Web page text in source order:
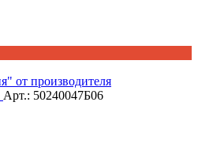
Арт.: 50240047Б06